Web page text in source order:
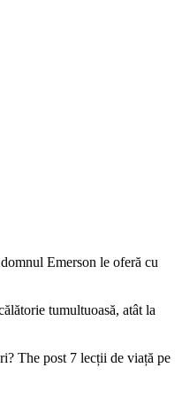
Emerson le oferă cu
tumultuoasă, atât la
The post 7 lecții de viață pe